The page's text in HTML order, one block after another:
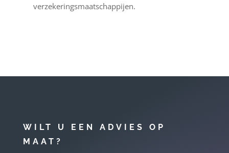
verzekeringsmaatschappijen.
WILT U EEN ADVIES OP
MAAT?